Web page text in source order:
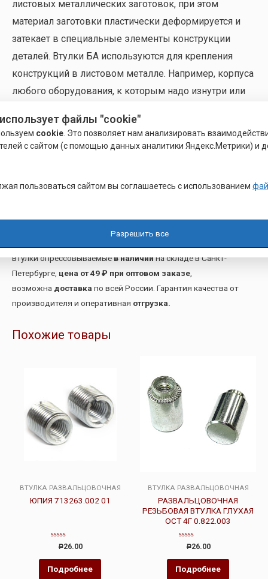
листовых металлических заготовок, при этом
материал заготовки пластически деформируется и
затекает в специальные элементы конструкции
деталей. Втулки БА используются для крепления
конструкций в листовом металле. Например, корпуса
любого оборудования, к которым надо изнутри или
платы и т.д.
листовой металл — кроме запрессовки (сжимающей силы)
запрессовочном крепеже такой юбки нет).
Втулки опрессовываемыев наличиина складе в Санкт-
Петербурге, цена от 49 ₽ при оптовом заказе
возможна доставка по всей России. Гарантия качества от
производителя и оперативная отгрузка.
Похожие товары
ВТУЛКА РАЗВАЛЬЦОВОЧНАЯ
ЮПИЯ 713263.002 01
Оценка
из
5
Р26.00
Подробнее
ВТУЛКА РАЗВАЛЬЦОВОЧНАЯ
РАЗВАЛЬЦОВОЧНАЯ
РЕЗЬБОВАЯ ВТУЛКА ГЛУХАЯ
ОСТ 4Г 0.822.003
Оценка
из
5
Р26.00
Подробнее
файлы "cookie"
cookie . Это позволяет нам анализировать
с сайтом (с помощью данных аналитики Яндекс.Метрики) и
пользоваться сайтом вы соглашаетесь с использованием
Разрешить все